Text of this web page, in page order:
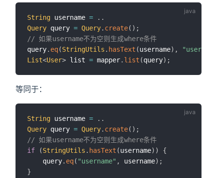
String username = . .
Query query = Query. create( ) ;
// 如果username不为空则生成where条件
query. eq(StringUtils . hasText (username) ,
List<User> list = mapper. list (query) ;
等同于：
String username = . .
Query query = Query. create( ) ;
// 如果username不为空则生成where条件
if
(StringUtils . hasText (username) )
{
    query
. eq( "username" , username) ;
}